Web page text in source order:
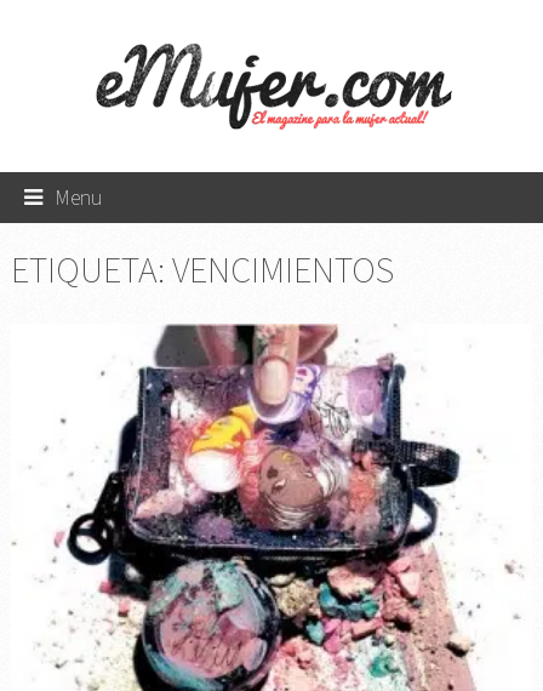
Menu
ETIQUETA: VENCIMIENTOS